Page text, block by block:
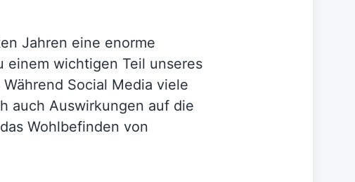
Jahren eine enorme
einem wichtigen Teil unseres
Social Media viele
auch Auswirkungen auf die
Wohlbefinden von